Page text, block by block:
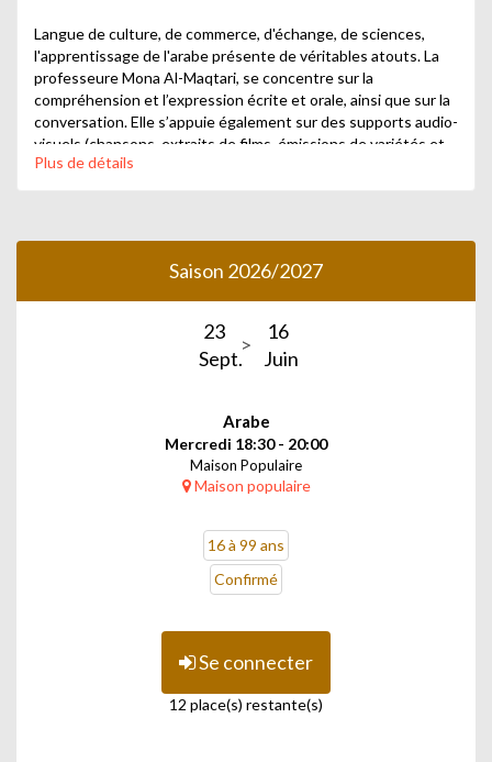
Langue de culture, de commerce, d'échange, de sciences,
l'apprentissage de l'arabe présente de véritables atouts. La
professeure Mona Al-Maqtari, se concentre sur la
compréhension et l’expression écrite et orale, ainsi que sur la
conversation. Elle s’appuie également sur des supports audio-
visuels (chansons, extraits de films, émissions de variétés et
documentaires) afin de dynamiser l’apprentissage, consolider
Plus de détails
Saison 2026/2027
23
Sept.
16
Juin
Arabe
Mercredi 18:30 - 20:00
Maison Populaire
Maison populaire
16 à 99 ans
Confirmé
Se connecter
12 place(s) restante(s)